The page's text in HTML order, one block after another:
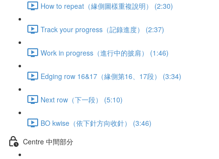
How to repeat（緣側圖樣重複說明） (2:30)
Track your progress（記錄進度） (2:37)
Work in progress（進行中的披肩） (1:46)
Edging row 16&17（緣側第16、17段） (3:34)
Next row（下一段） (5:10)
BO kwise（依下針方向收針） (3:46)
Centre 中間部分